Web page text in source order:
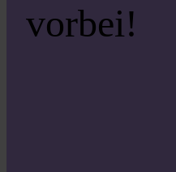
vorbei!